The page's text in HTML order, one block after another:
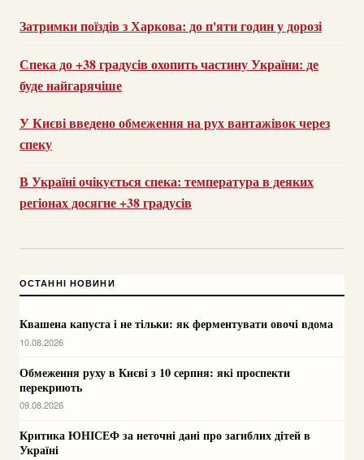
Затримки поїздів з Харкова: до п'яти годин у дорозі
Спека до +38 градусів охопить частину України: де
буде найгарячіше
У Києві введено обмеження на рух вантажівок через
спеку
В Україні очікується спека: температура в деяких
регіонах досягне +38 градусів
ОСТАННІ НОВИНИ
Квашена капуста і не тільки: як ферментувати овочі вдома
10.08.2026
Обмеження руху в Києві з 10 серпня: які проспекти
перекриють
09.08.2026
Критика ЮНІСЕФ за неточні дані про загиблих дітей в
Україні